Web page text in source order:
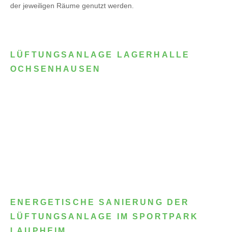
der jeweiligen Räume genutzt werden.
LÜFTUNGSANLAGE LAGERHALLE
OCHSENHAUSEN
ENERGETISCHE SANIERUNG DER
LÜFTUNGSANLAGE IM SPORTPARK